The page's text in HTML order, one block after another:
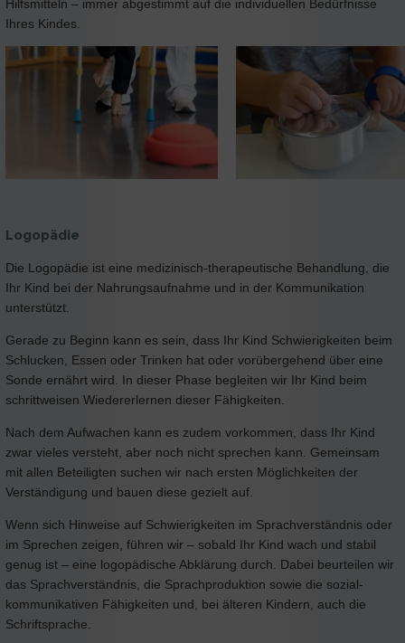
Hilfsmitteln – immer abgestimmt auf die individuellen Bedürfnisse
Ihres Kindes.
Logopädie
Die Logopädie ist eine medizinisch-therapeutische Behandlung, die
Ihr Kind bei der Nahrungsaufnahme und in der Kommunikation
unterstützt.
Gerade zu Beginn kann es sein, dass Ihr Kind Schwierigkeiten beim
Schlucken, Essen oder Trinken hat oder vorübergehend über eine
Sonde ernährt wird. In dieser Phase begleiten wir Ihr Kind beim
schrittweisen Wiedererlernen dieser Fähigkeiten.
Nach dem Aufwachen kann es zudem vorkommen, dass Ihr Kind
zwar vieles versteht, aber noch nicht sprechen kann. Gemeinsam
mit allen Beteiligten suchen wir nach ersten Möglichkeiten der
Verständigung und bauen diese gezielt auf.
Wenn sich Hinweise auf Schwierigkeiten im Sprachverständnis oder
im Sprechen zeigen, führen wir – sobald Ihr Kind wach und stabil
genug ist – eine logopädische Abklärung durch. Dabei beurteilen wir
das Sprachverständnis, die Sprachproduktion sowie die sozial-
kommunikativen Fähigkeiten und, bei älteren Kindern, auch die
Schriftsprache.